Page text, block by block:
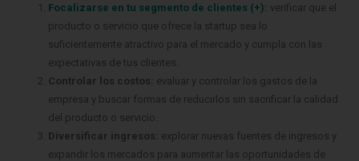
Focalizarse en tu segmento de clientes (+): verificar que el
producto o servicio que ofrece la startup sea lo
suficientemente atractivo para el mercado y cumpla con las
expectativas de tus clientes.
Controlar los costos: evaluar y controlar los gastos de la
empresa y buscar formas de reducirlos sin sacrificar la calidad
del producto o servicio.
Diversificar ingresos: explorar nuevas fuentes de ingresos y
expandir los mercados para aumentar las oportunidades de